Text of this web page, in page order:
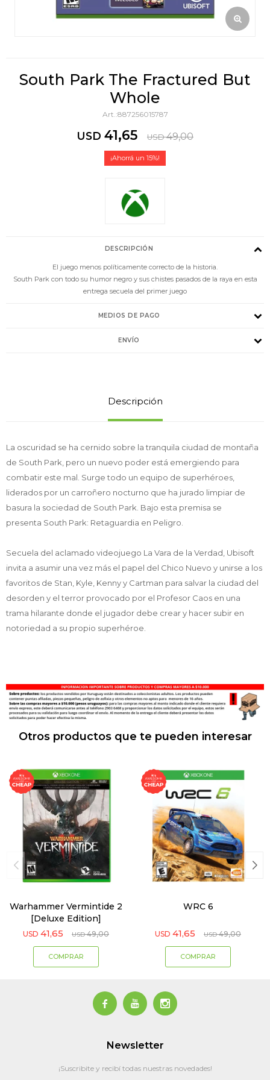
South Park The Fractured But
Whole
887256015787
USD 41,65 USD 49,00
15
DESCRIPCIÓN
El juego menos políticamente correcto de la historia.
South Park con todo su humor negro y sus chistes pasados de la raya en esta
entrega secuela del primer juego
MEDIOS DE PAGO
ENVÍO
Descripción
La oscuridad se ha cernido sobre la tranquila ciudad de montaña
de South Park, pero un nuevo poder está emergiendo para
combatir este mal. Surge todo un equipo de superhéroes,
liderados por un carroñero nocturno que ha jurado limpiar de
basura la sociedad de South Park. Bajo esta premisa se
presenta South Park: Retaguardia en Peligro.
Secuela del aclamado videojuego La Vara de la Verdad, Ubisoft
invita a asumir una vez más el papel del Chico Nuevo y unirse a los
favoritos de Stan, Kyle, Kenny y Cartman para salvar la ciudad del
desorden y el terror provocado por el Profesor Caos en una
trama hilarante donde el jugador debe crear y hacer subir en
notoriedad a su propio superhéroe.
Otros productos que te pueden interesar
Warhammer Vermintide 2
[Deluxe Edition]
USD 41,65 USD 49,00
WRC 6
USD 41,65 USD 49,00
  
Newsletter
¡Suscribite y recibí todas nuestras novedades!